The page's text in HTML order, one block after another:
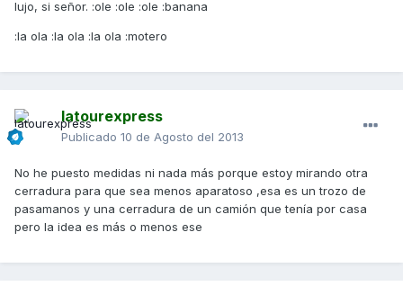
lujo, si señor. :ole :ole :ole :banana
:la ola :la ola :la ola :motero
latourexpress
Publicado 10 de Agosto del 2013
No he puesto medidas ni nada más porque estoy mirando otra
cerradura para que sea menos aparatoso ,esa es un trozo de
pasamanos y una cerradura de un camión que tenía por casa
pero la idea es más o menos ese